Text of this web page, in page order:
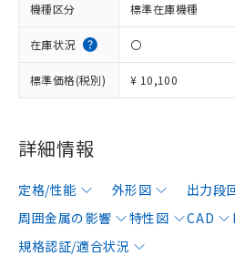
機種区分 標準在庫機種
在庫状況 〇
標準価格(税別) ¥ 10,100
詳細情報
定格/性能 外形図 出力段
周囲金属の影響
特性図 CAD
規格認証/適合状況